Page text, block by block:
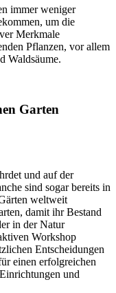
immer weniger
um die
Merkmale
Pflanzen, vor allem
Waldsäume.
Garten
und auf der
sind sogar bereits in
weltweit
damit ihr Bestand
in der Natur
Workshop
Entscheidungen
einen erfolgreichen
und